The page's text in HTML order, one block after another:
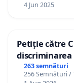
4 Jun 2025
Petiție către
către
263 semnături
256 Semnături /